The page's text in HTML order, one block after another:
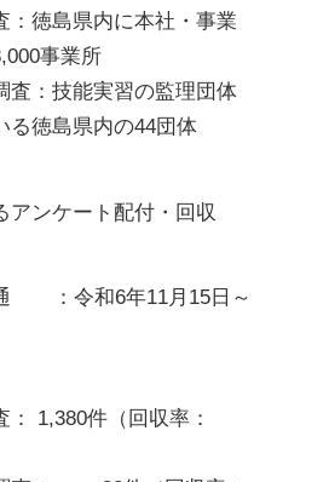
：徳島県内に本社・事業
事業所
査：技能実習の監理団体
る徳島県内の44団体
アンケート配付・回収
： 1,380件（回収率：